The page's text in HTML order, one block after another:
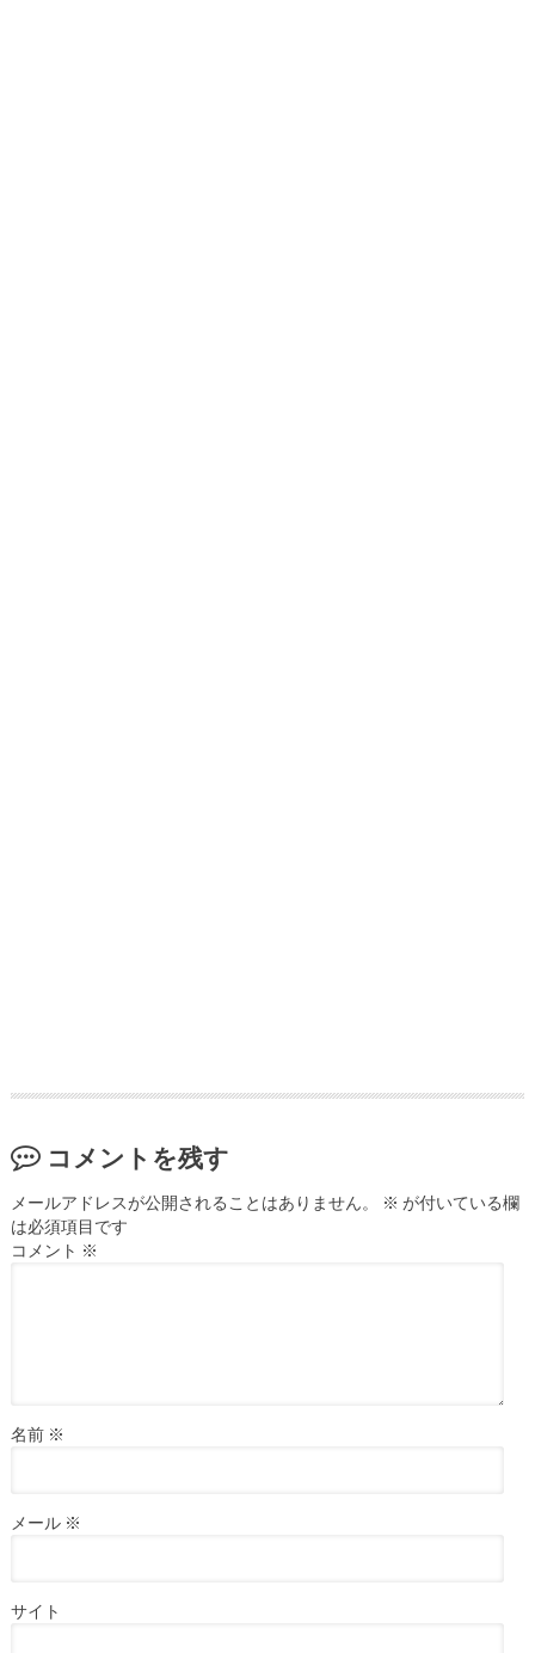
コメントを残す
メールアドレスが公開されることはありません。 ※ が付いている欄
は必須項目です
コメント ※
名前 ※
メール ※
サイト